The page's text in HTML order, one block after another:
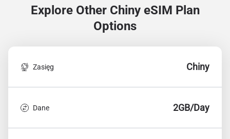
Explore Other Chiny eSIM Plan
Options
Zasięg Chiny
Dane 2GB/Day